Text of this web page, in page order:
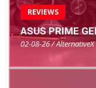
REVIEWS
ASUS PRIME
02-08-26 / AlternativeX